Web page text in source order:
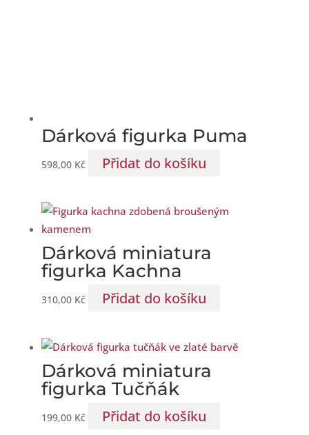
Dárková figurka Puma
598,00 Kč Přidat do košíku
Dárková miniatura
figurka Kachna
310,00 Kč Přidat do košíku
Dárková miniatura
figurka Tučňák
199,00 Kč Přidat do košíku